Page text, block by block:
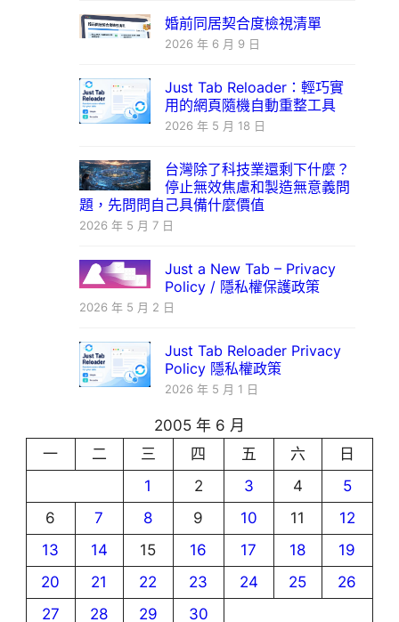
婚前同居契合度檢視清單
2026 年 6 月 9 日
Just Tab Reloader：輕巧實
用的網頁隨機自動重整工具
2026 年 5 月 18 日
台灣除了科技業還剩下什麼？
停止無效焦慮和製造無意義問
題，先問問自己具備什麼價值
2026 年 5 月 7 日
Just a New Tab – Privacy
Policy / 隱私權保護政策
2026 年 5 月 2 日
Just Tab Reloader Privacy
Policy 隱私權政策
2026 年 5 月 1 日
2005 年 6 月
一
二 三 四 五 六
日
1
2 3 4
5
6
7 8 9 10 11
12
13
14 15 16 17 18
19
20
21 22 23 24 25
26
27
28 29 30